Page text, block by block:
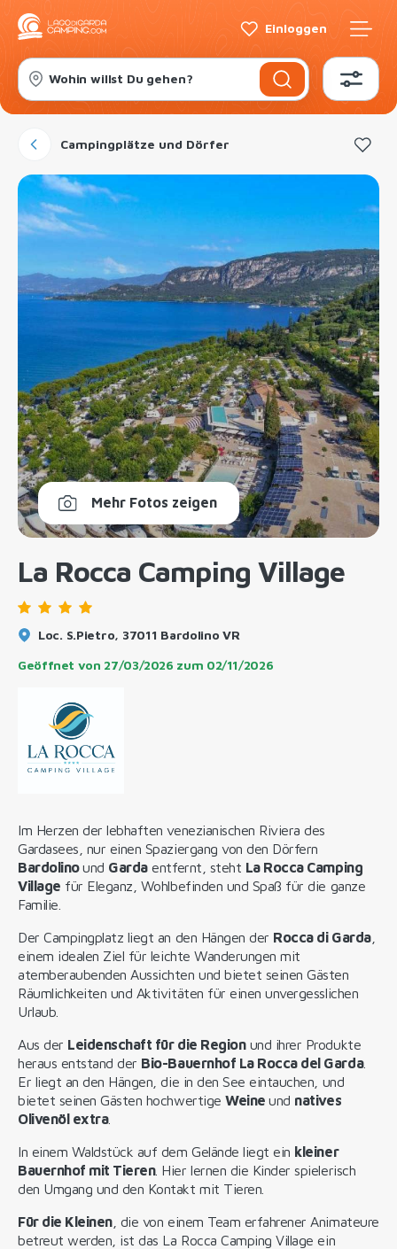
Einloggen
Wohin willst Du gehen?
Campingplätze und Dörfer
Mehr Fotos zeigen
La Rocca Camping Village
Loc. S.Pietro, 37011 Bardolino VR
Geöffnet von 27/03/2026 zum 02/11/2026
Im Herzen der lebhaften venezianischen Riviera des
Gardasees, nur einen Spaziergang von den Dörfern
Bardolinound Gardaentfernt, steht La Rocca Camping
Village für Eleganz, Wohlbefinden und Spaß für die ganze
Familie.
Der Campingplatz liegt an den Hängen der Rocca di Garda,
einem idealen Ziel für leichte Wanderungen mit
atemberaubenden Aussichten und bietet seinen Gästen
Räumlichkeiten und Aktivitäten für einen unvergesslichen
Urlaub.
Aus der Leidenschaft für die Regionund ihrer Produkte
heraus entstand der Bio-Bauernhof La Rocca del Garda.
Er liegt an den Hängen, die in den See eintauchen, und
bietet seinen Gästen hochwertigeWeineund natives
Olivenöl extra.
In einem Waldstück auf dem Gelände liegt ein kleiner
Bauernhof mit Tieren. Hier lernen die Kinder spielerisch
den Umgang und den Kontakt mit Tieren.
Für die Kleinen, die von einem Team erfahrener Animateure
betreut werden, ist das La Rocca Camping Village ein